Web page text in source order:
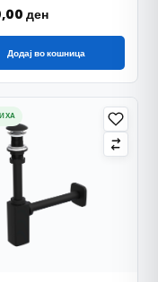
ден
Додај во кошница